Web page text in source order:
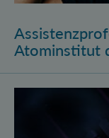
Atominstitut
Gegen Fehler